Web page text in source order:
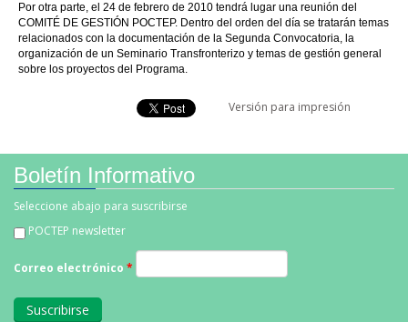
Por otra parte, el 24 de febrero de 2010 tendrá lugar una reunión del
COMITÉ DE GESTIÓN POCTEP. Dentro del orden del día se tratarán temas
relacionados con la documentación de la Segunda Convocatoria, la
organización de un Seminario Transfronterizo y temas de gestión general
sobre los proyectos del Programa.
Versión para impresión
Boletín Informativo
Seleccione abajo para suscribirse
POCTEP newsletter
Correo electrónico *